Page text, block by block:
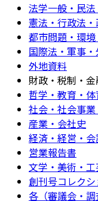
法学一般・民
憲法・行政法
都市問題・環
国際法・軍事
外地資料
財政・税制・
哲学・教育・体
社会・社会事
産業・会社史
経済・経営・
営業報告書
文学・美術・
創刊号コレク
各（審議会・